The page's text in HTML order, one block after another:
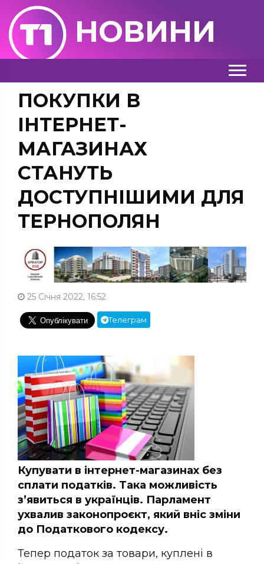
НОВИНИ
ПОКУПКИ В
ІНТЕРНЕТ-
МАГАЗИНАХ
СТАНУТЬ
ДОСТУПНІШИМИ ДЛЯ
ТЕРНОПОЛЯН
25 Січня 2022, 16:52
Телеграм
Купувати в інтернет-магазинах без
сплати податків. Така можливість
з’явиться в українців. Парламент
ухвалив законопроєкт, який вніс зміни
до Податкового кодексу.
Тепер податок за товари, куплені в